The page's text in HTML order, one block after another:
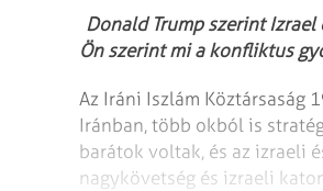
Donald Trump szerint
Ön szerint mi a konfliktus
Az Iráni Iszlám Köztársaság
Iránban, több okból is
barátok voltak, és az izraeli
nagykövetség és izraeli